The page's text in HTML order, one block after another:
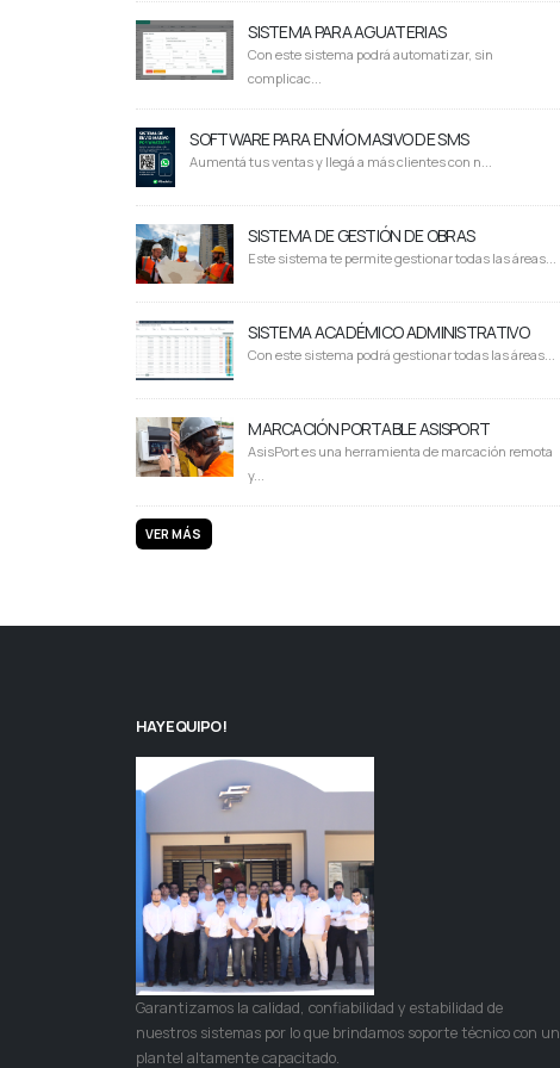
SISTEMA PARA AGUATERIAS
Con este sistema podrá automatizar, sin
complicac...
SOFTWARE PARA ENVÍO MASIVO DE SMS
Aumentá tus ventas y llegá a más clientes con n...
SISTEMA DE GESTIÓN DE OBRAS
Este sistema te permite gestionar todas las áreas...
SISTEMA ACADÉMICO ADMINISTRATIVO
Con este sistema podrá gestionar todas las áreas...
MARCACIÓN PORTABLE ASISPORT
AsisPort es una herramienta de marcación remota
y...
VER MÁS
HAY EQUIPO!
Garantizamos la calidad, confiabilidad y estabilidad de
nuestros sistemas por lo que brindamos soporte técnico con un
plantel altamente capacitado.